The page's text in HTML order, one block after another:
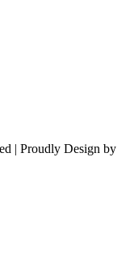
| Proudly Design by